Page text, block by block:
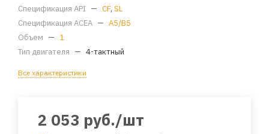
Спецификация API — CF, SL
Спецификация ACEA — A5/B5
Объем — 1
Тип двигателя — 4-тактный
Все характеристики
2 053 руб./шт